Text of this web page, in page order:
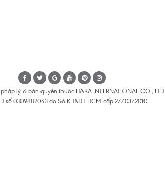
lý & bản quyền thuộc HAKA INTERNATIONAL CO., LTD
số 0309882043 do Sở KH&ĐT HCM cấp 27/03/2010.